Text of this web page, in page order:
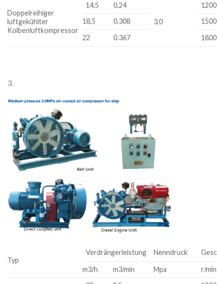
Doppelreihiger
luftgekühlter
Kolbenluftkompressor
14.5
0,24
3,0
1200
18,5
0,308
1500
22
0.367 1800
3.
Typ
Verdrängerleistung Nenndruck
m3/h m3/min Mpa
r/min